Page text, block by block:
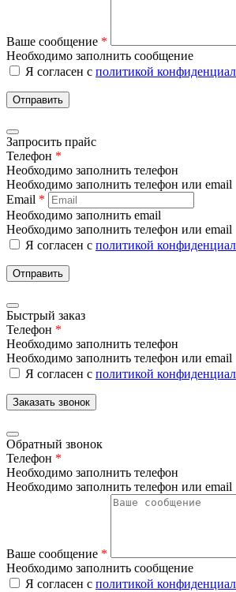
Ваше сообщение *
Необходимо заполнить сообщение
Я согласен с политикой
Отправить
Запросить прайс
Телефон *
Необходимо заполнить телефон
Необходимо заполнить телефон или email
Email *
Необходимо заполнить email
Необходимо заполнить телефон или email
Я согласен с политикой
Отправить
Быстрый заказ
Телефон *
Необходимо заполнить телефон
Необходимо заполнить телефон или email
Я согласен с политикой
Заказать звонок
Обратный звонок
Телефон *
Необходимо заполнить телефон
Необходимо заполнить телефон или email
Ваше сообщение *
Необходимо заполнить сообщение
Я согласен с политикой